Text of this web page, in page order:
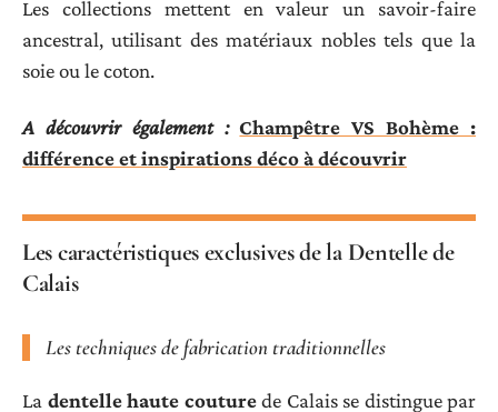
Les collections mettent en valeur un savoir-faire
ancestral, utilisant des matériaux nobles tels que la
soie ou le coton.
A découvrir également : Champêtre VS Bohème :
différence et inspirations déco à découvrir
Les caractéristiques exclusives de la Dentelle de
Calais
Les techniques de fabrication traditionnelles
La dentelle haute couturede Calais se distingue par